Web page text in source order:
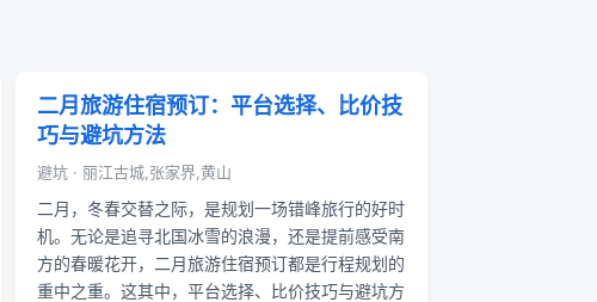
二月旅游住宿预订：平台选择、比价技
巧与避坑方法
避坑 · 丽江古城,张家界,黄山
二月，冬春交替之际，是规划一场错峰旅行的好时
机。无论是追寻北国冰雪的浪漫，还是提前感受南
方的春暖花开，二月旅游住宿预订都是行程规划的
重中之重。这其中，平台选择、比价技巧与避坑方